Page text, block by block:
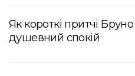
Як короткі притчі
душевний спокій